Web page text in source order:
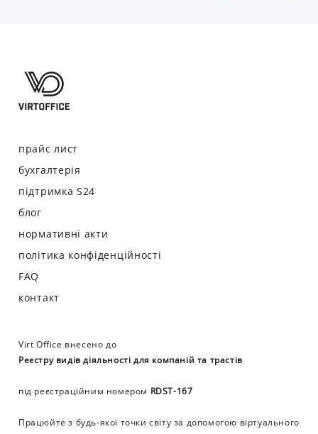
прайс лист
бухгалтерія
підтримка S24
блог
нормативні акти
політика конфіденційності
FAQ
контакт
Virt Office внесено до
Реєстру видів діяльності для компаній та трастів
під реєстраційним номером RDST-167
Працюйте з будь-якої точки світу за допомогою віртуального